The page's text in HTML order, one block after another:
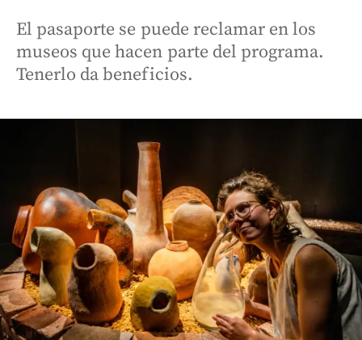
El pasaporte se puede reclamar en los
museos que hacen parte del programa.
Tenerlo da beneficios.